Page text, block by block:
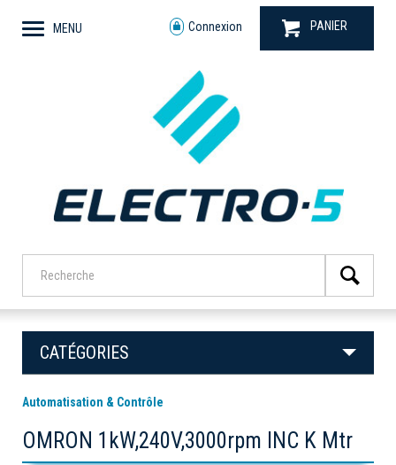
MENU Connexion PANIER
CATÉGORIES
Automatisation & Contrôle
OMRON 1kW,240V,3000rpm INC K Mtr